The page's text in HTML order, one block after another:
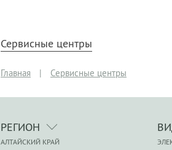
Сервисные центры
Главная | Сервисные центры
РЕГИОН
АЛТАЙСКИЙ КРАЙ